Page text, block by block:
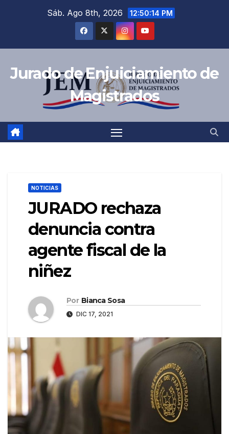
Sáb. Ago 8th, 2026 12:50:15 PM
Jurado de Enjuiciamiento de
Magistrados
NOTICIAS
JURADO rechaza
denuncia contra
agente fiscal de la
niñez
Por Bianca Sosa
DIC 17, 2021